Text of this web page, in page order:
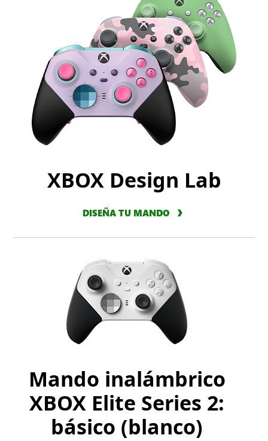
XBOX Design Lab
DISEÑA TU MANDO
Mando inalámbrico
XBOX Elite Series 2:
básico (blanco)